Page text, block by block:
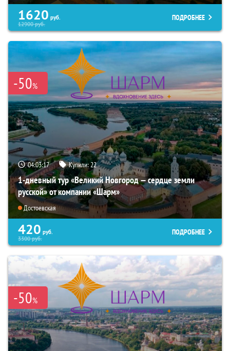
1620 руб.
12900руб.
ПОДРОБНЕЕ
-50%
04:03:16 Купили:22
1-дневный тур «Великий Новгород — сердце земли
русской» от компании «Шарм»
Достоевская
420 руб.
3300руб.
ПОДРОБНЕЕ
-50%